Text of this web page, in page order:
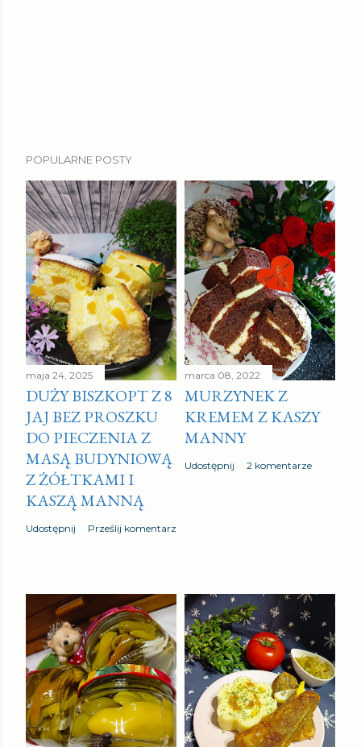
POPULARNE POSTY
maja 24, 2025
DUŻY BISZKOPT Z 8
JAJ BEZ PROSZKU
DO PIECZENIA Z
MASĄ BUDYNIOWĄ
Z ŻÓŁTKAMI I
KASZĄ MANNĄ
Udostępnij Prześlij komentarz
marca 08, 2022
MURZYNEK Z
KREMEM Z KASZY
MANNY
Udostępnij 2 komentarze